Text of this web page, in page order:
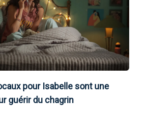
pour Isabelle sont une
guérir du chagrin